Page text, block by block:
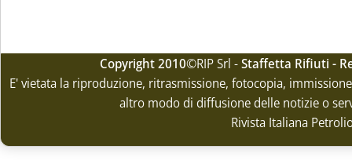
Copyright 2010©RIP Srl -Staffetta Rifiuti -
E' vietata la riproduzione, ritrasmissione, fotocopia,
altro modo di diffusione delle notizie o
Rivista Italiana